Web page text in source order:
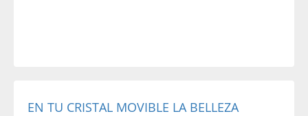
EN TU CRISTAL MOVIBLE LA BELLEZA